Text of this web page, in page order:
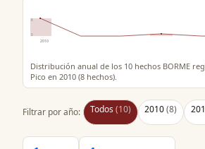
8
0
2010
Distribución anual de los 10 hechos BORME
Pico en 2010 (8 hechos).
Filtrar por año: Todos (10) 2010(8)